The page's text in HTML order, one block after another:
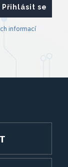
Přihlásit se
informací